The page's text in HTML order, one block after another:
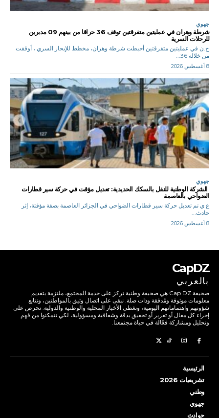
جهوي
شرطة وهران في عمليتين متفرقتين توقف 36 حراقا من بينهم 09 مدبرين
للرحلات السرية
ح.ن في عمليتين متفرقتين أحبطت شرطة وهران، مخطط للإبحار السري ، أوقفت
من خلاله 36...
8 أغسطس 2026
جهوي
الشركة الوطنية للنقل بالسكك الحديدية: تعديل مؤقت في حركة سير قطارات
الضواحي بالعاصمة
ع ي تم تعديل حركة سير قطارات الضواحي في الجزائر العاصمة بصفة مؤقتة، إثر
حادث...
8 أغسطس 2026
CapDZ
بالعربي
صحيفة Cap DZ هي صحيفة وطنية تركز على خدمة المجتمع، ملتزمة بتقديم
معلومات موثوقة ومُدققة وذات صلة. نبقى على اتصال وثيق بالمواطنين، ونتابع
شؤونهم واهتماماتهم اليومية، ونغطي الأخبار المحلية والوطنية والدولية. نحرص على
إجراء كل مقال أو تقرير أو تحقيق بدقة وشفافية ومسؤولية، لكي تتمكنوا من فهم
وتحليل ومشاركة فعّالة في حياة مجتمعنا.
الرئيسية
تشريعيات 2026
وطني
جهوي
حوادث